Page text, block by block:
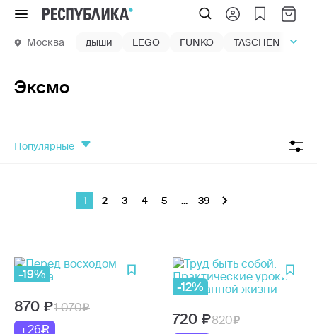
Меню
Москва дыши LEGO FUNKO TASCHEN
Эксмо
популярные
1 2 3 4 5 39
-19%
870
1 070
+26
-12%
720
820